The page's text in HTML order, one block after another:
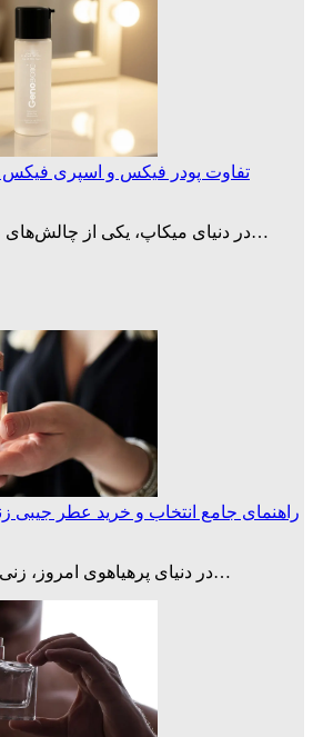
تفاوت پودر فیکس و اسپری
در دنیای میکاپ، یکی از چالش‌های مهم، ماندگاری آرایش در…
راهنمای جامع انتخاب و خرید عطر جیبی
در دنیای پرهیاهوی امروز، زنی که به استایل و آراستگی…